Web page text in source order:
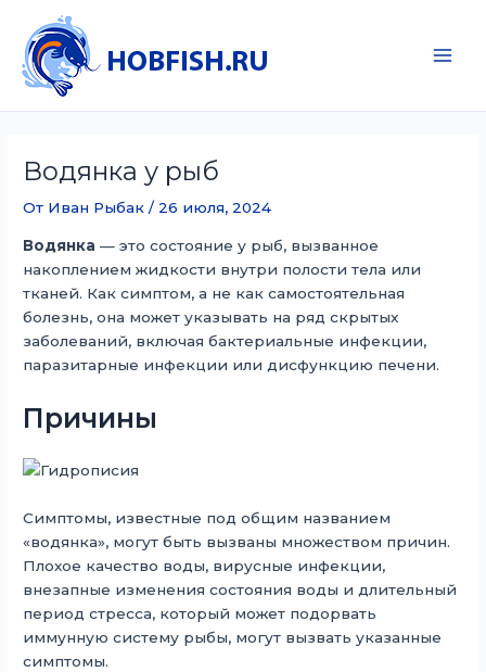
содержимому
Водянка у рыб
От Иван Рыбак/ 26 июля, 2024
Водянка — это состояние у рыб, вызванное
накоплением жидкости внутри полости тела или
тканей. Как симптом, а не как самостоятельная
болезнь, она может указывать на ряд скрытых
заболеваний, включая бактериальные инфекции,
паразитарные инфекции или дисфункцию печени.
Причины
Симптомы, известные под общим названием
«водянка», могут быть вызваны множеством причин.
Плохое качество воды, вирусные инфекции,
внезапные изменения состояния воды и длительный
период стресса, который может подорвать
иммунную систему рыбы, могут вызвать указанные
симптомы.